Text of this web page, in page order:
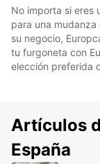
No importa si eres
para una
su negocio,
tu furgoneta con
elección preferida
Artículos
España